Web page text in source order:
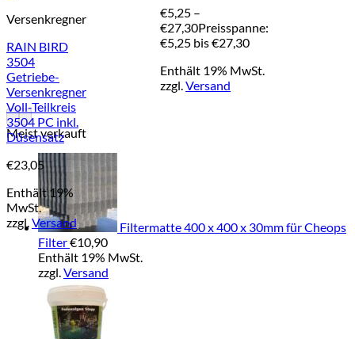
Versenkregner
RAIN BIRD
3504
Getriebe-
Versenkregner
Voll-Teilkreis
3504 PC inkl.
Düsensatz
€23,05
Enthält 19%
MwSt.
zzgl.Versand
€5,25 –
€27,30Preisspanne:
€5,25 bis €27,30
Enthält 19% MwSt.
zzgl.Versand
Meist verkauft
Filtermatte 400 x 400 x 30mm für Cheops
Filter€10,90
Enthält 19% MwSt.
zzgl.Versand